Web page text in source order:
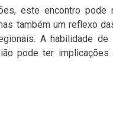
este encontro pode
também um reflexo
A habilidade
pode ter